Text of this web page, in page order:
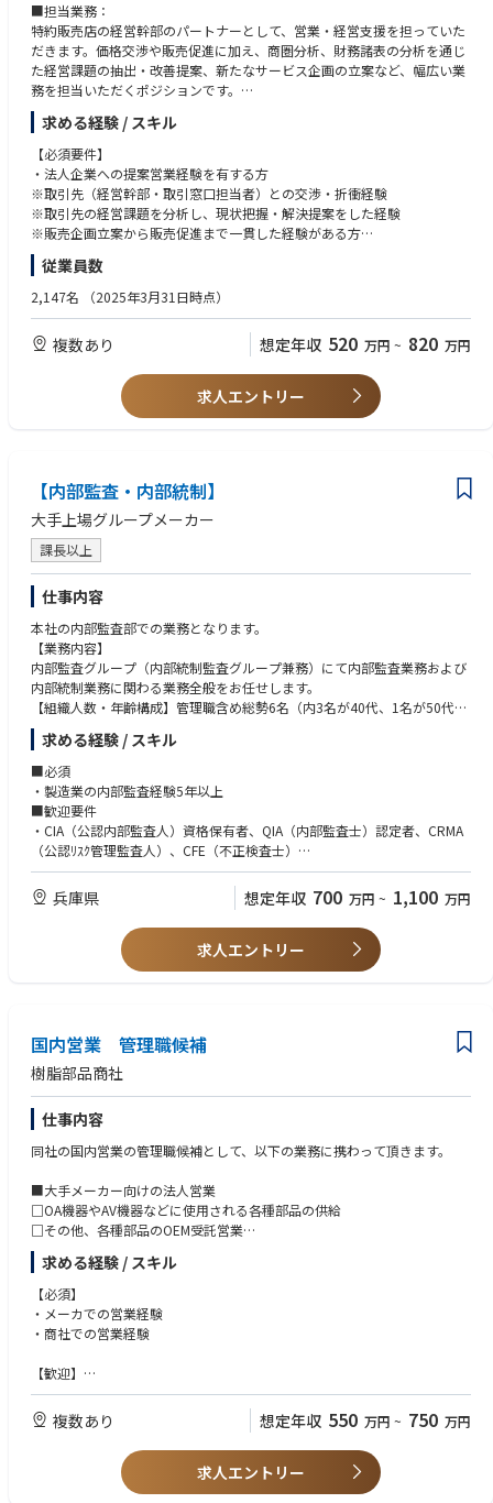
■担当業務：
特約販売店の経営幹部のパートナーとして、営業・経営支援を担っていた
だきます。価格交渉や販売促進に加え、商圏分析、財務諸表の分析を通じ
た経営課題の抽出・改善提案、新たなサービス企画の立案など、幅広い業
務を担当いただくポジションです。
＜具体的には＞
• 特約販売店の経営幹部との関係構築、各種折衝
• 価格交渉、販売促進施策の企画・提案
• 商圏分析や市場動向を踏まえた販売戦略の立案
• 財務諸表の分析を通じた経営課題の把握
• 課題解決に向けた経営改善提案
• 継続的な成長に向けた伴走支援
■特徴・魅力：
このポジションは、単なる営業窓口ではなく、裁量権を持ち、特約販売店
の経営パートナーとして事業成長に深く関われることが特徴です。経営幹
部と直接向き合いながら、価格や販促だけでなく、商圏・財務・サービス
企画まで踏み込んで提案できるため、営業としての経験をより高い視座と
また、机上の分析にとどまらず、現場での対話と実行支援まで一貫して担
■キャリアパス：
入社後は、特約販売店の経営幹部に対する営業・経営支援を通じて、折衝
力、財務分析力、商圏分析力、課題解決提案力を実践の中で磨いていただ
きます。こうした経験を土台に、将来的には燃料油事業のマネジメントを
担う中核人材としての活躍を期待しています。さらに、ご本人の志向・適
性に応じて、基礎化学品、高機能材、コーポレート部門など、より広い領
域で経験を活かしていただくことも可能です。
求める経験 / スキル
【必須要件】
・法人企業への提案営業経験を有する方
※取引先（経営幹部・取引窓口担当者）との交渉・折衝経験
※取引先の経営課題を分析し、現状把握・解決提案をした経験
※販売企画立案から販売促進まで一貫した経験がある方
・普通自動車免許（必須）
※担当エリアへの訪問・出張が多く、車での移動が基本です。
・自動車関連企業（部品や完成車含む）での就業経験（自動車関連への知
識・興味でも可）
・財務諸表等から取引先の経営状況を正しく把握できる方
従業員数
2,147名 （2025年3月31日時点）
複数あり 想定年収 520 万円 ~ 820 万円
求人エントリー
【内部監査・内部統制】
大手上場グループメーカー
課長以上
仕事内容
本社の内部監査部での業務となります。
【業務内容】
内部監査グループ（内部統制監査グループ兼務）にて内部監査業務および
内部統制業務に関わる業務全般をお任せします。
【組織人数・年齢構成】管理職含め総勢6名（内3名が40代、1名が50代、
2名は嘱託社員で60代）
求める経験 / スキル
■必須
・製造業の内部監査経験5年以上
■歓迎要件
・CIA（公認内部監査人）資格保有者、QIA（内部監査士）認定者、CRMA
（公認ﾘｽｸ管理監査人）、CFE（不正検査士）
・簿記２級以上の会計系資格
・ITの知識（QISIA（情報システム監査専門内部監査士）認定者 歓迎）
・マネジメント職経験者
兵庫県 想定年収 700 万円 ~ 1,100 万円
求人エントリー
国内営業 管理職候補
樹脂部品商社
仕事内容
同社の国内営業の管理職候補として、以下の業務に携わって頂きます。
■大手メーカー向けの法人営業
□OA機器やAV機器などに使用される各種部品の供給
□その他、各種部品のOEM受託営業
□新製品の企画・提案
□自社工場・提携先工場への発注・管理・納品に至るまで
【取扱部品】
放熱シート、防振ゴム、両面テープ、ウレタンスポンジ、植毛シート、メ
光拡散シート、除電シート、静電シート、電磁波シート、水没検知シー
【供給部品の最終製品】
複写機・プリンターなどのOA機器/家庭ゲーム機用リモコンカバー/DVDプ
レイヤー/デジタルカメラなどのAV機器/ATM・紙幣両替機等の金融機器の
機能部品並びに外観部品
求める経験 / スキル
【必須】
・メーカでの営業経験
・商社での営業経験
【歓迎】
・成形部品を扱う商社、製造メーカでの営業経験をお持ちの方
・マネジメント経験
・普通自動車免許(第一種)
複数あり 想定年収 550 万円 ~ 750 万円
求人エントリー